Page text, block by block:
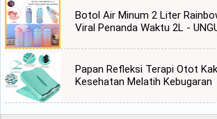
Botol Air Minum 2 Liter
Viral Penanda Waktu 2L -
Papan Refleksi Terapi Otot
Kesehatan Melatih Kebugaran